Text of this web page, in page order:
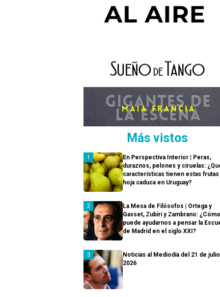
Más vistos
En Perspectiva Interior | Peras,
duraznos, pelones y ciruelas:
características tienen estas
hoja caduca en Uruguay?
La Mesa de Filósofos | Ortega y
Gasset, Zubiri y Zambrano: ¿Cómo
puede ayudarnos a pensar la
de Madrid en el siglo XXI?
Noticias al Mediodía del 21 de
2026